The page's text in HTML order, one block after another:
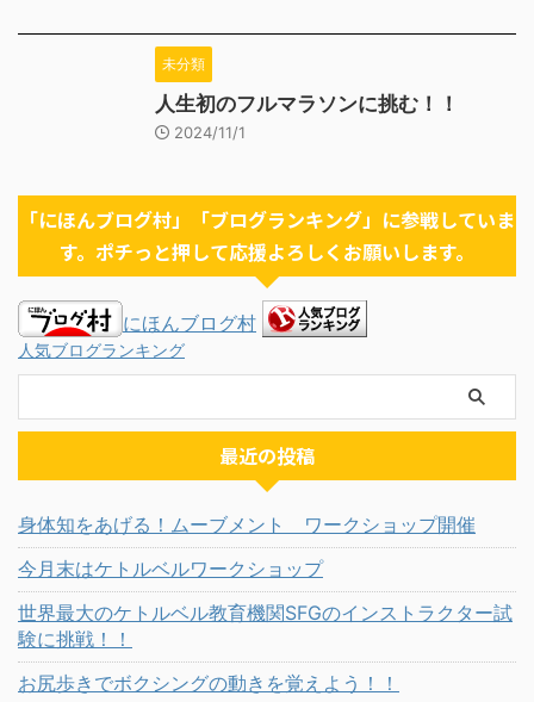
未分類
人生初のフルマラソンに挑む！！
2024/11/1
「にほんブログ村」「ブログランキング」に参戦していま
す。ポチっと押して応援よろしくお願いします。
にほんブログ村
人気ブログランキング
最近の投稿
身体知をあげる！ムーブメント ワークショップ開催
今月末はケトルベルワークショップ
世界最大のケトルベル教育機関SFGのインストラクター試
験に挑戦！！
お尻歩きでボクシングの動きを覚えよう！！